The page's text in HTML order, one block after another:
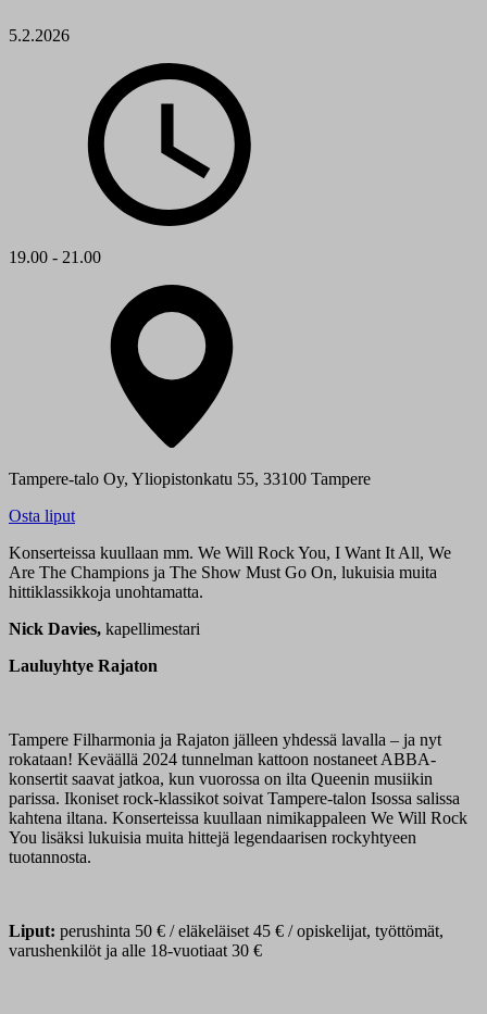
5.2.2026
19.00 - 21.00
Tampere-talo Oy, Yliopistonkatu 55, 33100 Tampere
Osta liput
Konserteissa kuullaan mm. We Will Rock You, I Want It All, We
Are The Champions ja The Show Must Go On, lukuisia muita
hittiklassikkoja unohtamatta.
Nick Davies, kapellimestari
Lauluyhtye Rajaton
Tampere Filharmonia ja Rajaton jälleen yhdessä lavalla – ja nyt
rokataan! Keväällä 2024 tunnelman kattoon nostaneet ABBA-
konsertit saavat jatkoa, kun vuorossa on ilta Queenin musiikin
parissa. Ikoniset rock-klassikot soivat Tampere-talon Isossa salissa
kahtena iltana. Konserteissa kuullaan nimikappaleen We Will Rock
You lisäksi lukuisia muita hittejä legendaarisen rockyhtyeen
tuotannosta.
Liput: perushinta 50 € / eläkeläiset 45 € / opiskelijat, työttömät,
varushenkilöt ja alle 18-vuotiaat 30 €